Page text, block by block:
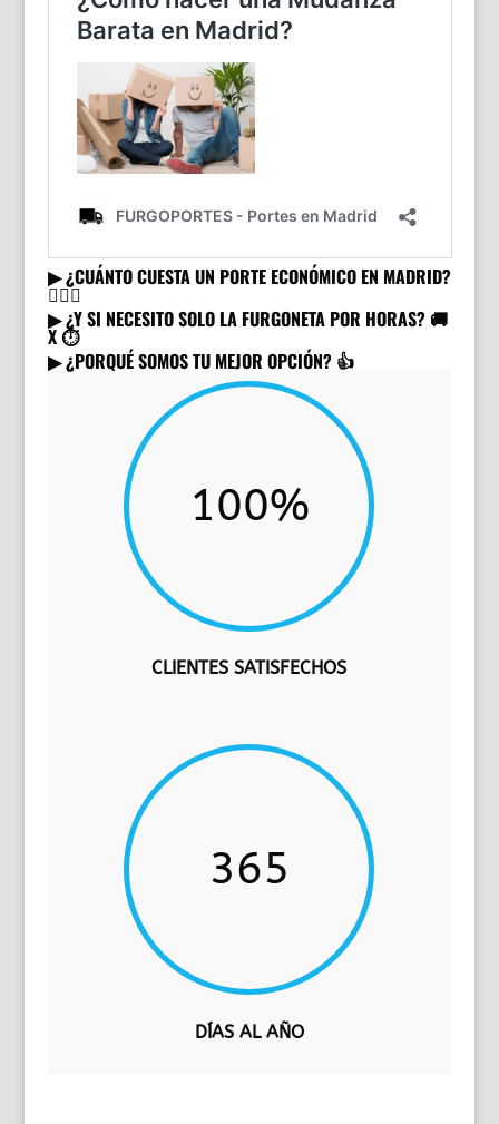
▶︎ ¿CUÁNTO CUESTA UN PORTE ECONÓMICO EN MADRID?
🙋🏻‍♂️
▶︎ ¿Y SI NECESITO SOLO LA FURGONETA POR HORAS? 🚚
X ⏱
▶︎ ¿PORQUÉ SOMOS TU MEJOR OPCIÓN? 👍
100%
CLIENTES SATISFECHOS
365
DÍAS AL AÑO